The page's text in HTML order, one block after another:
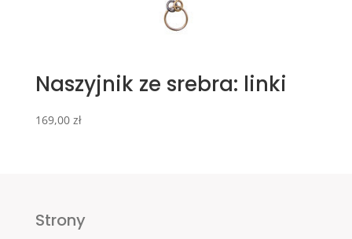
Naszyjnik ze srebra: linki
169,00 zł
Strony